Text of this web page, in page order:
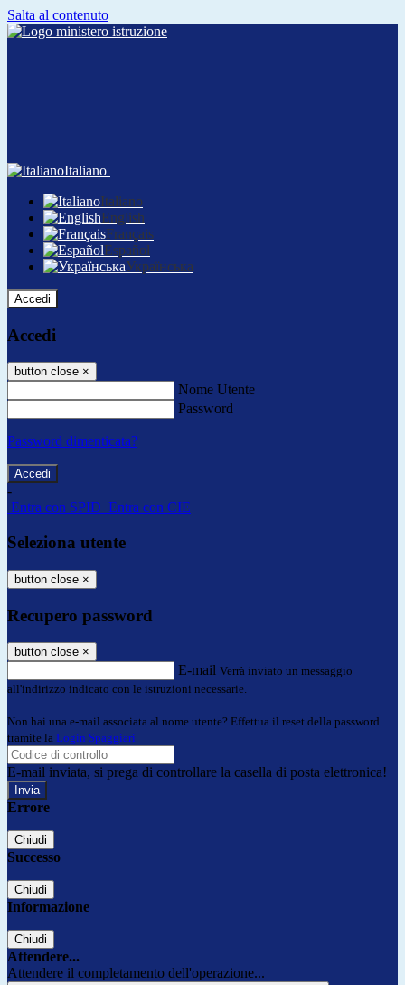
Salta al contenuto
Italiano
Italiano
English
Français
Español
Українська
Accedi
Accedi
button close ×
Nome Utente
Password
Password dimenticata?
-
Entra con SPID Entra con CIE
Seleziona utente
button close ×
Recupero password
button close ×
E-mail Verrà inviato un messaggio
all'indirizzo indicato con le istruzioni necessarie.
Non hai una e-mail associata al nome utente? Effettua il reset della password
tramite la Login Spaggiari
E-mail inviata, si prega di controllare la casella di posta elettronica!
Errore
Chiudi
Successo
Chiudi
Informazione
Chiudi
Attendere...
Attendere il completamento dell'operazione...